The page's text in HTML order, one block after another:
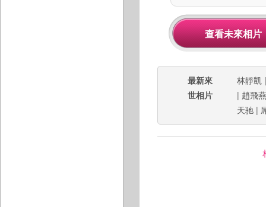
最新來
世相片
林靜凱
| 趙飛燕
天驰 |